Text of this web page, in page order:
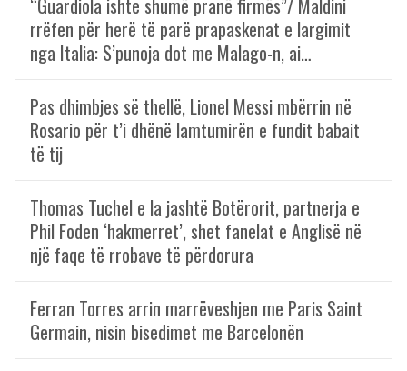
“Guardiola ishte shumë pranë firmës”/ Maldini
rrëfen për herë të parë prapaskenat e largimit
nga Italia: S’punoja dot me Malago-n, ai…
Pas dhimbjes së thellë, Lionel Messi mbërrin në
Rosario për t’i dhënë lamtumirën e fundit babait
të tij
Thomas Tuchel e la jashtë Botërorit, partnerja e
Phil Foden ‘hakmerret’, shet fanelat e Anglisë në
një faqe të rrobave të përdorura
Ferran Torres arrin marrëveshjen me Paris Saint
Germain, nisin bisedimet me Barcelonën